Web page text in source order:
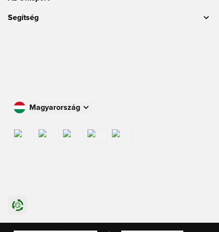
Segítség
Magyarország
International